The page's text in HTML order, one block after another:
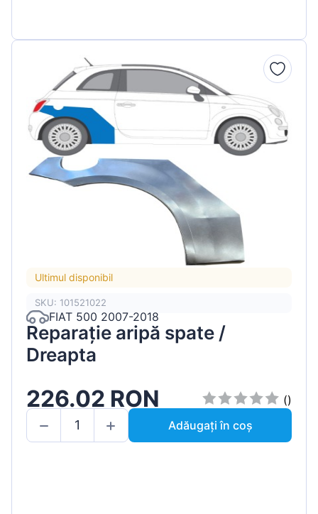
Ultimul disponibil
SKU: 101521022
FIAT 500 2007-2018
Reparație aripă spate /
Dreapta
226.02 RON
()
Adăugați în coș